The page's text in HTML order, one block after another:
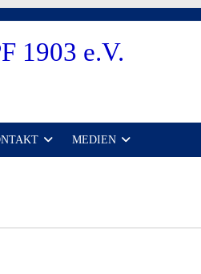
1903 e.V.
MEDIEN